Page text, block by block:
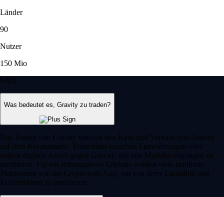
Länder
90
Nutzer
150 Mio
FAQ
Was bedeutet es, Gravity zu traden?
Das Traden von Gravity umfasst den Kauf und Verkauf von Gravity
auf dem Kryptomarkt. Teilnehmer tauschen Fiatwährungen oder
andere digitale Assets gegen Gravity, um von Marktbewegungen zu
profitieren. Für ein reibungsloses Erlebnis wählen viele etablierte
Plattformen wie die Crypto.com App, um von tiefer Liquidität und
Echtzeitdaten zu profitieren.